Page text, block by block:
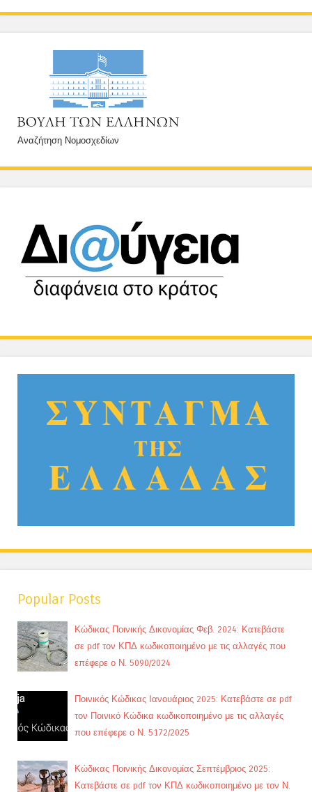
Αναζήτηση Νομοσχεδίων
Popular Posts
Κώδικας Ποινικής Δικονομίας Φεβ. 2024: Κατεβάστε
σε pdf τον ΚΠΔ κωδικοποιημένο με τις αλλαγές που
επέφερε ο Ν. 5090/2024
Ποινικός Κώδικας Ιανουάριος 2025: Κατεβάστε σε pdf
τον Ποινικό Κώδικα κωδικοποιημένο με τις αλλαγές
που επέφερε ο Ν. 5172/2025
Κώδικας Ποινικής Δικονομίας Σεπτέμβριος 2025:
Κατεβάστε σε pdf τον ΚΠΔ κωδικοποιημένο με τον Ν.